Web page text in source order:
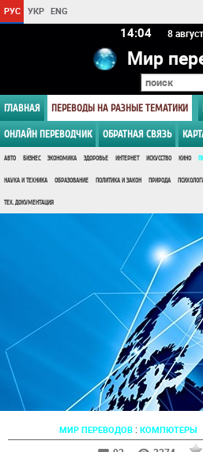
РУС УКР ENG
14 04 8
Мир
ГЛАВНАЯ ПЕРЕВОДЫ НА РАЗНЫЕ ТЕМАТИКИ
ОНЛАЙН ПЕРЕВОДЧИК ОБРАТНАЯ СВЯЗЬ
АВТО БИЗНЕС ЭКОНОМИКА ЗДОРОВЬЕ ИНТЕРНЕТ ИСКУССТВО КИНО
НАУКА И ТЕХНИКА ОБРАЗОВАНИЕ ПОЛИТИКА И ЗАКОН ПРИРОДА
ТЕХ. ДОКУМЕНТАЦИЯ
МИР ПЕРЕВОДОВ : КОМПЮТЕРЫ